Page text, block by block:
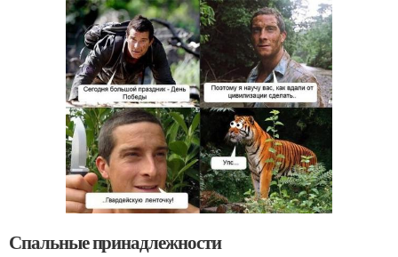
Спальные принадлежности